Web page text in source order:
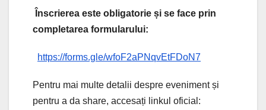
Înscrierea este obligatorie și se face prin
completarea formularului:
https://forms.gle/wfoF2aPNqvEtFDoN7
Pentru mai multe detalii despre eveniment și
pentru a da share, accesați linkul oficial: